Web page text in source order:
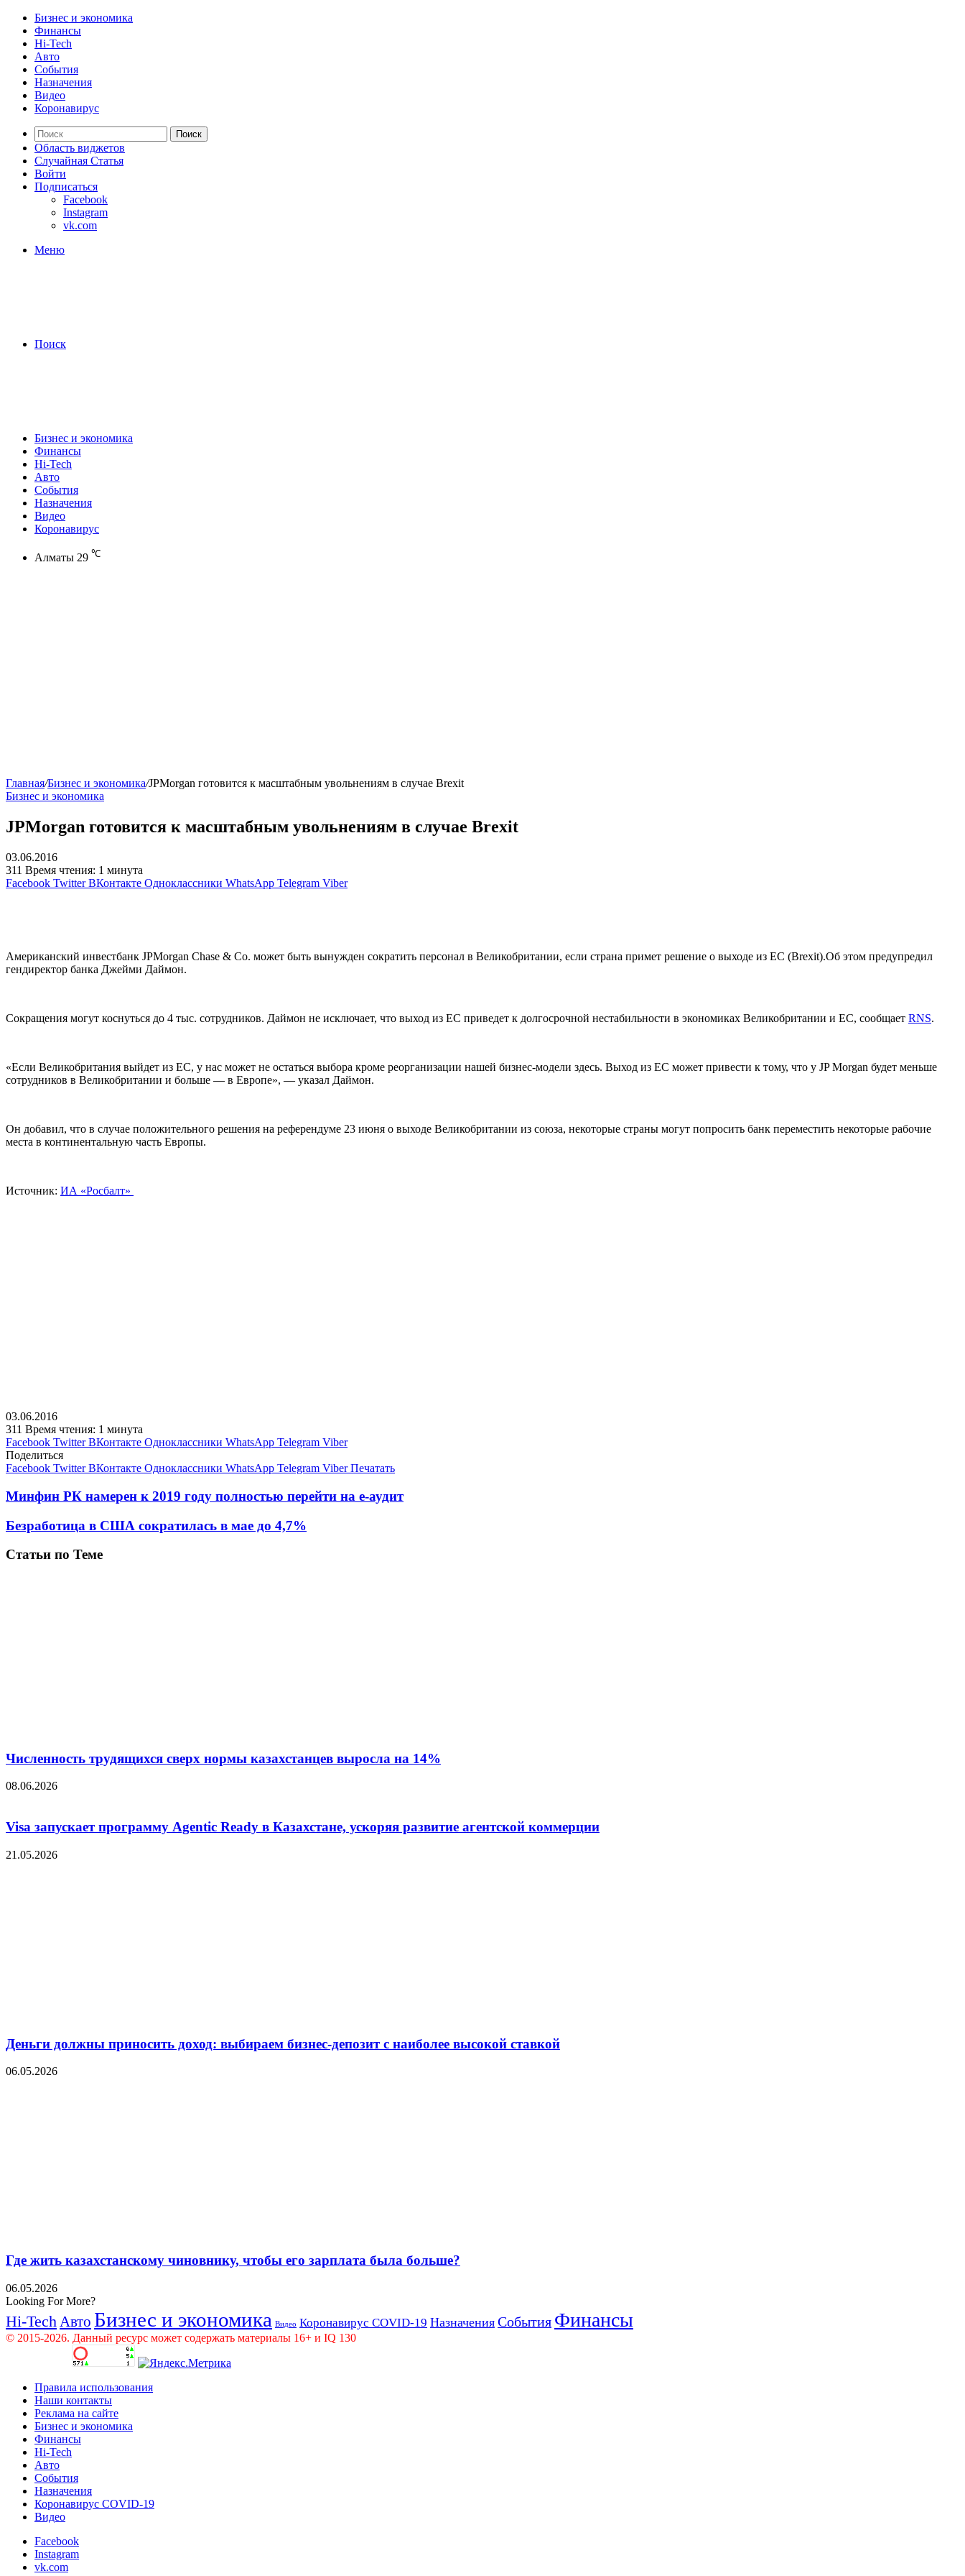
Бизнес и экономика
Финансы
Hi-Tech
Авто
События
Назначения
Видео
Коронавирус
Поиск
Область виджетов
Случайная Статья
Войти
Подписаться
Facebook
Instagram
vk.com
Меню
Поиск
Бизнес и экономика
Финансы
Hi-Tech
Авто
События
Назначения
Видео
Коронавирус
Алматы 29 ℃
Главная/Бизнес и экономика/JPMorgan готовится к масштабным увольнениям в случае Brexit
Бизнес и экономика
JPMorgan готовится к масштабным увольнениям в случае Brexit
03.06.2016
311 Время чтения: 1 минута
Facebook Twitter ВКонтакте Одноклассники WhatsApp Telegram Viber
Американский инвестбанк JPMorgan Chase & Co. может быть вынужден сократить персонал в Великобритании, если страна примет решение о выходе из ЕС (Brexit).Об этом предупредил
гендиректор банка Джейми Даймон.
Сокращения могут коснуться до 4 тыс. сотрудников. Даймон не исключает, что выход из ЕС приведет к долгосрочной нестабильности в экономиках Великобритании и ЕС, сообщает RNS.
«Если Великобритания выйдет из ЕС, у нас может не остаться выбора кроме реорганизации нашей бизнес-модели здесь. Выход из ЕС может привести к тому, что у JP Morgan будет меньше
сотрудников в Великобритании и больше — в Европе», — указал Даймон.
Он добавил, что в случае положительного решения на референдуме 23 июня о выходе Великобритании из союза, некоторые страны могут попросить банк переместить некоторые рабочие
места в континентальную часть Европы.
Источник: ИА «Росбалт»
03.06.2016
311 Время чтения: 1 минута
Facebook Twitter ВКонтакте Одноклассники WhatsApp Telegram Viber
Поделиться
Facebook Twitter ВКонтакте Одноклассники WhatsApp Telegram Viber Печатать
Минфин РК намерен к 2019 году полностью перейти на е-аудит
Безработица в США сократилась в мае до 4,7%
Статьи по Теме
Численность трудящихся сверх нормы казахстанцев выросла на 14%
08.06.2026
Visa запускает программу Agentic Ready в Казахстане, ускоряя развитие агентской коммерции
21.05.2026
Деньги должны приносить доход: выбираем бизнес-депозит с наиболее высокой ставкой
06.05.2026
Где жить казахстанскому чиновнику, чтобы его зарплата была больше?
06.05.2026
Looking For More?
Hi-Tech Авто Бизнес и экономика Видео Коронавирус COVID-19 Назначения События Финансы
© 2015-2026. Данный ресурс может содержать материалы 16+ и IQ 130
Правила использования
Наши контакты
Реклама на сайте
Бизнес и экономика
Финансы
Hi-Tech
Авто
События
Назначения
Коронавирус COVID-19
Видео
Facebook
Instagram
vk.com